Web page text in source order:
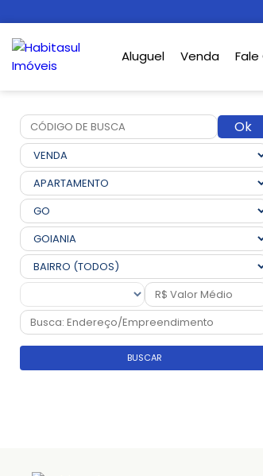
Aluguel Venda
Ok
BUSCAR